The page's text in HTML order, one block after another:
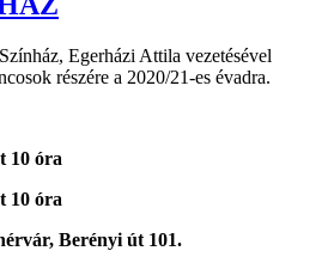
Egerházi Attila vezetésével
részére a 2020/21-es évadra.
10 óra
10 óra
Berényi út 101.